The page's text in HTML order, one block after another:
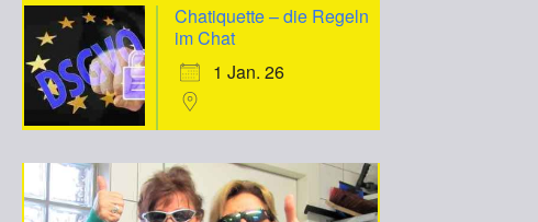
Chatiquette – die Regeln
im Chat
1 Jan. 26